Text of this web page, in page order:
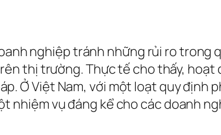
nghiệp tránh những rủi ro trong
thị trường. Thực tế cho thấy, hoạt
Ở Việt Nam, với một loạt quy định
vụ đáng kể cho các doanh